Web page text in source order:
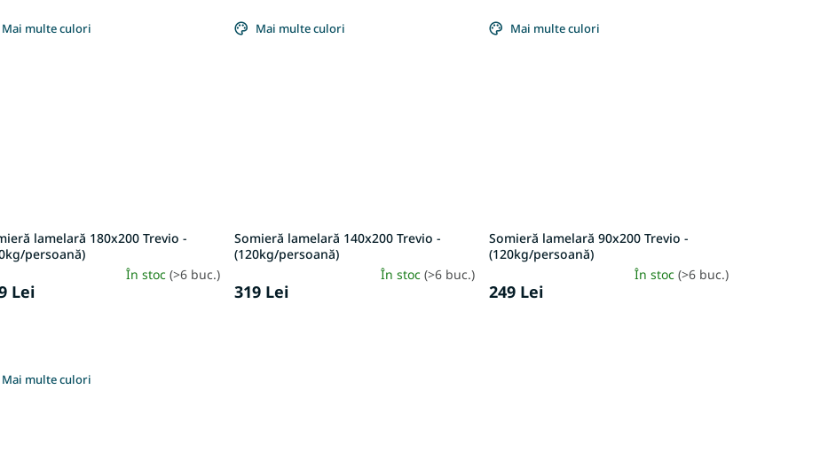
Mai multe culori
lamelară 180x200 Trevio -
persoană)
În stoc(>6 buc.)
Lei
Mai multe culori
Somieră lamelară 140x200 Trevio -
(120kg/persoană)
În stoc (>6 buc.)
319 Lei
Mai multe culori
Somieră lamelară 90x200 Trevio -
(120kg/persoană)
În stoc (>6 buc.)
249 Lei
Mai multe culori